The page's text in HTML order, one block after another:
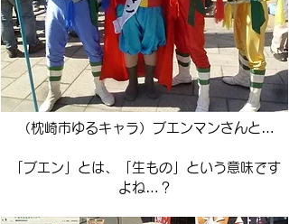
（枕崎市ゆるキャラ）ブエンマンさんと…
「ブエン」とは、「生もの」という意味です
よね…？